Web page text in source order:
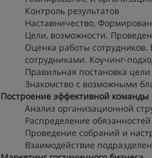
Контроль результатов
Наставничество,
Цели, возможности.
Оценка работы
сотрудниками. Коучинг-
Правильная постановка цели
Знакомство с возможными
Построение эффективной команды
Анализ организационной
Распределение
Проведение собраний и
Взаимодействие